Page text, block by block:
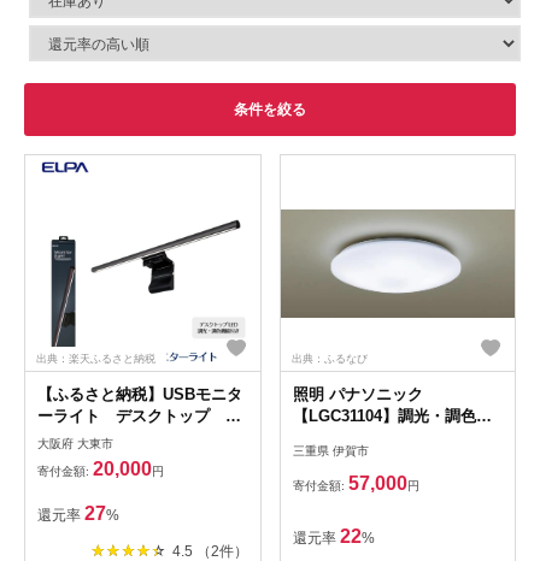
条件を絞る
出典：楽天ふるさと納税
【ふるさと納税】USBモニタ
ーライト デスクトップ
LED 調光・調色機能付き
EML-DP01(CG) | USBモニタ
ーライト LED デスクトッ
プ 家電 パソコン周辺機器
pc 便利グッズ 大阪府 支援 節
電 調光 調色 デスクトッ
大阪府 大東市
寄付金額: 20,000円
還元率 27%
4.5 （2件）
出典：ふるなび
照明 パナソニック
【LGC31104】調光・調色
【senk0001】
三重県 伊賀市
寄付金額: 57,000円
還元率 22%